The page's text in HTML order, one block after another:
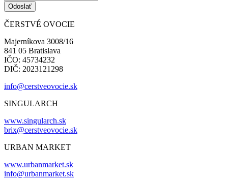
ČERSTVÉ OVOCIE
Majerníkova 3008/16
841 05 Bratislava
IČO: 45734232
DIČ: 2023121298
info@cerstveovocie.sk
SINGULARCH
www.singularch.sk
brix@cerstveovocie.sk
URBAN MARKET
www.urbanmarket.sk
info@urbanmarket.sk